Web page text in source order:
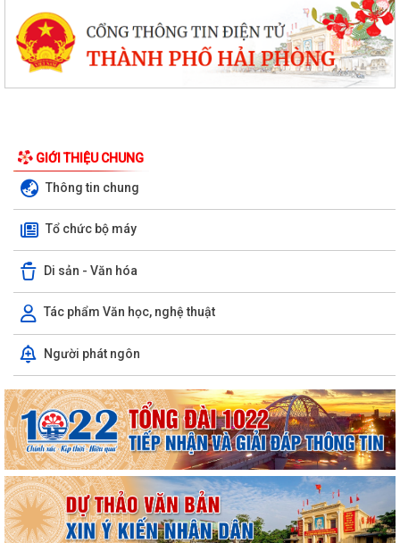
GIỚI THIỆU CHUNG
Thông tin chung
Tổ chức bộ máy
Di sản - Văn hóa
Tác phẩm Văn học, nghệ thuật
Người phát ngôn
đếm bắt buộc để giải phóng mặt...
Hội phụ nữ xã Hà Bắc tổ chức trao quà của tổ chức GNI Hàn Quốc cho
hội viên phụ nữ trên địa bàn
Ban chỉ huy quân sự xã Hà Bắc tiếp nhận đơn xung phong tình nguyện
nhập ngũ năm 2027 của 4 công dân
Xã Hà Bắc: Bế mạc lớp bồi dưỡng kiến thức quốc phòng và an ninh đối
tượng 4 năm 2026.